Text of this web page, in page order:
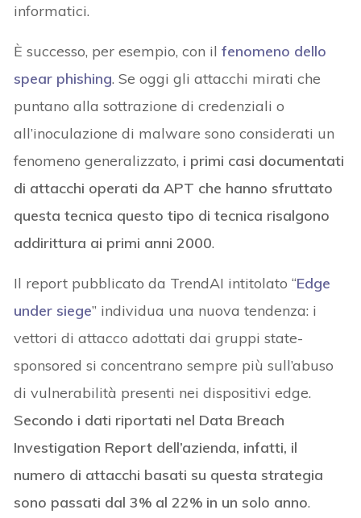
informatici.
È successo, per esempio, con ilfenomeno dello
spear phishing. Se oggi gli attacchi mirati che
puntano alla sottrazione di credenziali o
all’inoculazione di malware sono considerati un
fenomeno generalizzato, i primi casi documentati
di attacchi operati da APT che hanno sfruttato
questa tecnica questo tipo di tecnica risalgono
addirittura ai primi anni 2000.
Il report pubblicato da TrendAI intitolato “Edge
under siege” individua una nuova tendenza: i
vettori di attacco adottati dai gruppi state-
sponsored si concentrano sempre più sull’abuso
di vulnerabilità presenti nei dispositivi edge.
Secondo i dati riportati nel Data Breach
Investigation Report dell’azienda, infatti, il
numero di attacchi basati su questa strategia
sono passati dal 3% al 22% in un solo anno.